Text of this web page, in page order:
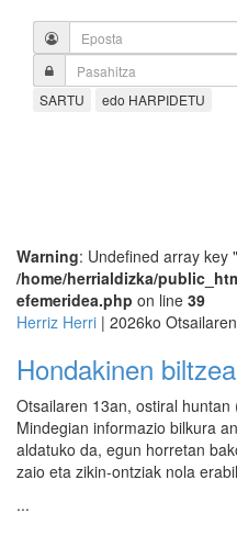
SARTU edo HARPIDETU
Warning: Undefined array key
/home/herrialdizka/
efemeridea.php on line 39
Herriz Herri | 2026ko
Hondakinen biltzea
Otsailaren 13an, ostiral
Mindegian informazio bilkura
aldatuko da, egun horretan
zaio eta zikin-ontziak nola
...